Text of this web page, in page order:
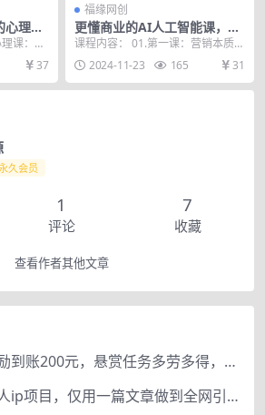
心理
/解读
课：掌
，解读
37
福缘网创
更懂商业的AI人工智能课，驾
驭人工智能助力生意增长（更
课程内容： 01.第一课：营销本质_
看透营销本质才能玩好营销.mp4 0
2.第二...
2024-11-23 165 31
久会员
1
评论
7
收藏
查看作者其他文章
赏帮赚悬赏奖励到账200元，悬赏任务多劳多得，人人可做。
网创公众号个人ip项目，仅用一篇文章做到全网引流！